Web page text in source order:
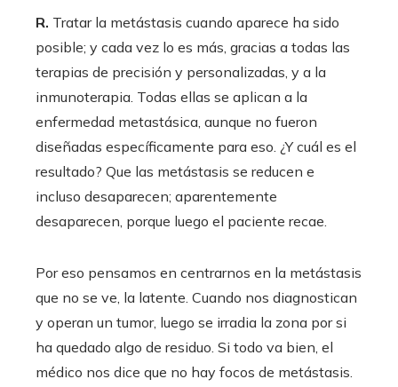
R. Tratar la metástasis cuando aparece ha sido
posible; y cada vez lo es más, gracias a todas las
terapias de precisión y personalizadas, y a la
inmunoterapia. Todas ellas se aplican a la
enfermedad metastásica, aunque no fueron
diseñadas específicamente para eso. ¿Y cuál es el
resultado? Que las metástasis se reducen e
incluso desaparecen; aparentemente
desaparecen, porque luego el paciente recae.
Por eso pensamos en centrarnos en la metástasis
que no se ve, la latente. Cuando nos diagnostican
y operan un tumor, luego se irradia la zona por si
ha quedado algo de residuo. Si todo va bien, el
médico nos dice que no hay focos de metástasis.